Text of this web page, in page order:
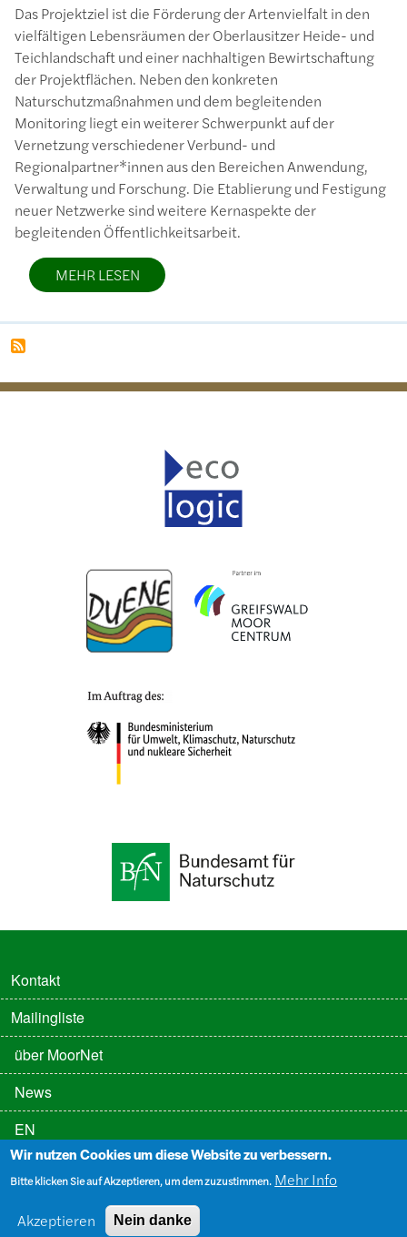
Das Projektziel ist die Förderung der Artenvielfalt in den
vielfältigen Lebensräumen der Oberlausitzer Heide- und
Teichlandschaft und einer nachhaltigen Bewirtschaftung
der Projektflächen. Neben den konkreten
Naturschutzmaßnahmen und dem begleitenden
Monitoring liegt ein weiterer Schwerpunkt auf der
Vernetzung verschiedener Verbund- und
Regionalpartner*innen aus den Bereichen Anwendung,
Verwaltung und Forschung. Die Etablierung und Festigung
neuer Netzwerke sind weitere Kernaspekte der
begleitenden Öffentlichkeitsarbeit.
MEHR LESEN
Kontakt
Mailingliste
über MoorNet
News
EN
FUSSZEILE 3
Datenschutz
Wir nutzen Cookies um diese Website zu verbessern.
Bitte klicken Sie auf Akzeptieren, um dem zuzustimmen. Mehr Info
Akzeptieren
Nein danke